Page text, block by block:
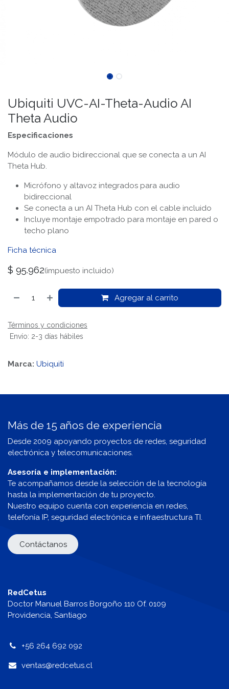
Ubiquiti UVC-AI-Theta-Audio AI
Theta Audio
Especificaciones
Módulo de audio bidireccional que se conecta a un AI
Theta Hub.
Micrófono y altavoz integrados para audio
bidireccional
Se conecta a un AI Theta Hub con el cable incluido
Incluye montaje empotrado para montaje en pared o
techo plano
Ficha técnica
$ 95.962(impuesto incluido)
Agregar al carrito
Términos y condiciones
Envío: 2-3 días hábiles
Marca: Ubiquiti
Más de 15 años de experiencia
Desde 2009 apoyando proyectos de redes, seguridad
electrónica y telecomunicaciones.
Asesoría e implementación:
Te acompañamos desde la selección de la tecnología
hasta la implementación de tu proyecto.
Nuestro equipo cuenta con experiencia en redes,
telefonía IP, seguridad electrónica e infraestructura TI.
Contáctanos
RedCetus
Doctor Manuel Barros Borgoño 110 Of. 0109
Providencia, Santiago
+56 264 692 092
ventas@redcetus.cl